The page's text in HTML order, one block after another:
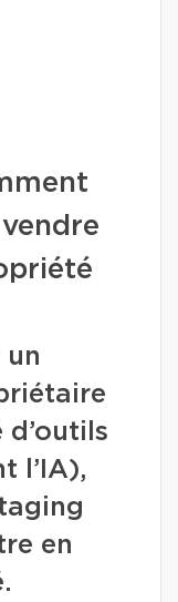
un
d’outils
l’IA),
en